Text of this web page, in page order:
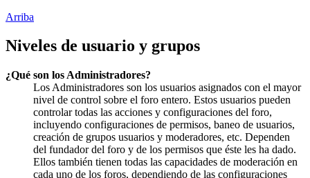
Arriba
Niveles de usuario y grupos
¿Qué son los Administradores?
Los Administradores son los usuarios asignados con el mayor
nivel de control sobre el foro entero. Estos usuarios pueden
controlar todas las acciones y configuraciones del foro,
incluyendo configuraciones de permisos, baneo de usuarios,
creación de grupos usuarios y moderadores, etc. Dependen
del fundador del foro y de los permisos que éste les ha dado.
Ellos también tienen todas las capacidades de moderación en
cada uno de los foros, dependiendo de las configuraciones